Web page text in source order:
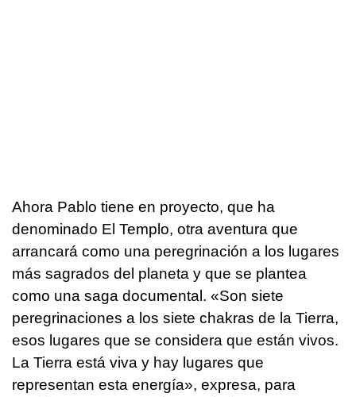
Ahora Pablo tiene en proyecto, que ha
denominado El Templo, otra aventura que
arrancará como una peregrinación a los lugares
más sagrados del planeta y que se plantea
como una saga documental. «Son siete
peregrinaciones a los siete chakras de la Tierra,
esos lugares que se considera que están vivos.
La Tierra está viva y hay lugares que
representan esta energía», expresa, para